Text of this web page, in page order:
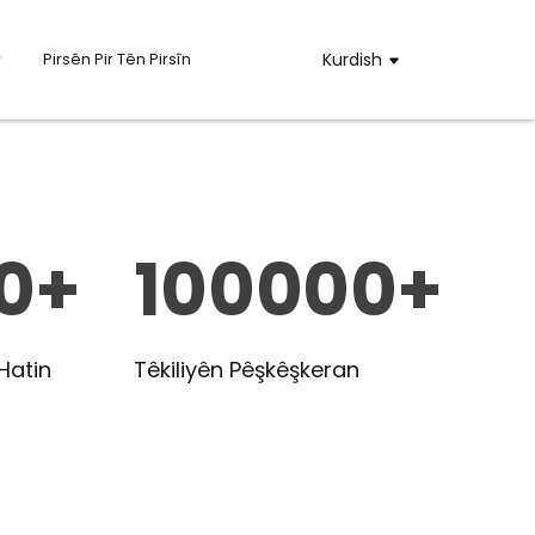
Pirsên Pir Tên Pirsîn Kurdish
100000+
Têkiliyên Pêşkêşkeran